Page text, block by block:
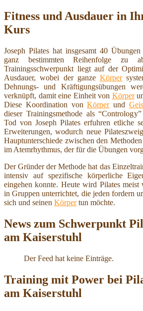
Fitness und Ausdauer in
Kurs
Joseph Pilates hat insgesamt 40
ganz bestimmten Reihenfolge zu
Trainingsschwerpunkt liegt auf der
Ausdauer, wobei der ganzeKörper
Dehnungs- und Kräftigungsübungen
verknüpft, damit eine Einheit von Körper
Diese Koordination vonKörperund
dieser Trainingsmethode als
Tod von Joseph Pilates erfuhren etliche
Erweiterungen, wodurch neue
Hauptunterschiede zwischen den
im Atemrhythmus, der für die Übungen
Der Gründer der Methode hat das
intensiv auf spezifische körperliche
eingehen konnte. Heute wird Pilates meist
in Gruppen unterrichtet, die jeden fordern
sich und seinen Körpertun möchte.
News zum Schwerpunkt
am Kaiserstuhl
Der Feed hat keine Einträge.
Training mit Power bei
am Kaiserstuhl